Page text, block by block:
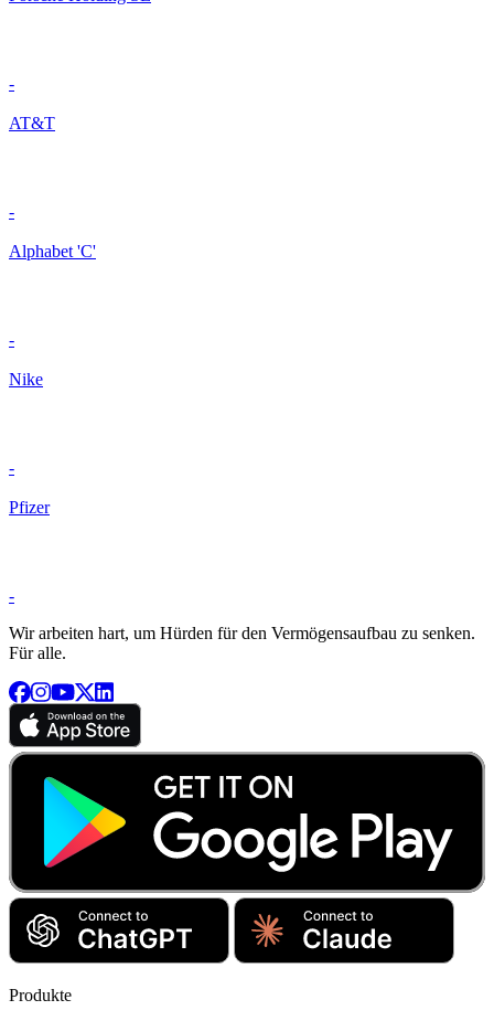
-
AT&T
-
Alphabet 'C'
-
Nike
-
Pfizer
-
Wir arbeiten hart, um Hürden für den Vermögensaufbau zu senken.
Für alle.
Produkte